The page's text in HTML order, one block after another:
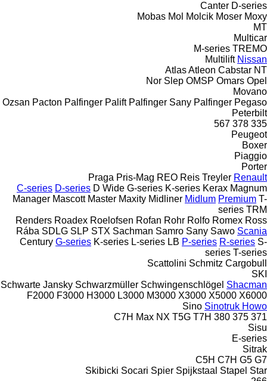
Canter D-series
Mobas Mol Molcik Moser Moxy
MT
Multicar
M-series TREMO
Multilift Nissan
AtlasAtleon Cabstar NT
Nor Slep OMSP Omars Opel
Movano
Ozsan Pacton Palfinger Palift Palfinger Sany Palfinger Pegaso
Peterbilt
335
378
567
Peugeot
Boxer
Piaggio
Porter
Praga Pris-Mag REO Reis Treyler Renault
C-series D-series D Wide G-series K-series Kerax Magnum
Manager Mascott Master Maxity Midliner Midlum Premium T-
series TRM
Renders Roadex Roelofsen Rofan Rohr Rolfo Romex Ross
Rába SDLG SLP STX Sachman Samro Sany Sawo Scania
Century G-series K-series L-series LB P-series R-series S-
series T-series
Scattolini Schmitz Cargobull
SKI
Schwarte Jansky Schwarzmüller Schwingenschlögel Shacman
F2000 F3000 H3000 L3000 M3000 X3000 X5000 X6000
Sino Sinotruk Howo
371
375
380
C7H Max NX T5G T7H
Sisu
E-series
Sitrak
C5H C7H G5 G7
Skibicki Socari Spier Spijkstaal Stapel Star